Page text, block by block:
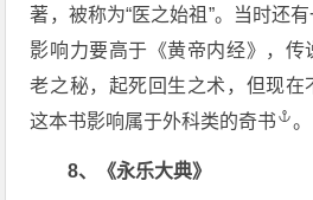
著，被称为“医之始祖”。当时还
影响力要高于《黄帝内经》，传
老之秘，起死回生之术，但现在
这本书影响属于外科类的奇书 。
8、《永乐大典》